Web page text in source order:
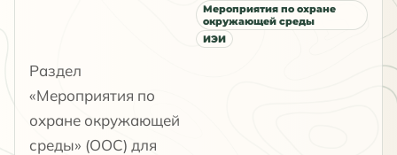
Мероприятия по охране
окружающей среды
ИЭИ
Раздел
«Мероприятия по
охране окружающей
среды» (ООС) для